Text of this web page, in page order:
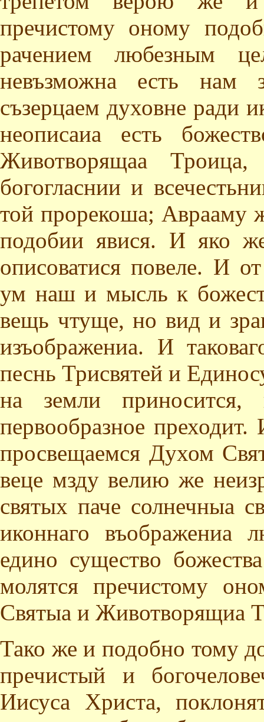
пречистому оному
рачением любезным
невъзможна есть нам
съзерцаем духовне ради
неописаиа есть
Животворящаа
богогласнии и
той прорекоша; Аврааму
подобии явися. И яко
описоватися повеле. И
ум наш и мысль к
вещь чтуще, но вид и
изъображениа. И
песнь Трисвятей и
на земли приносится,
первообразное
просвещаемся Духом
веце мзду велию же
святых паче солнечныа
иконнаго въображениа
едино существо
молятся пречистому
Святыа и Животворящиа
Тако же и подобно тому
пречистый и
Иисуса Христа,